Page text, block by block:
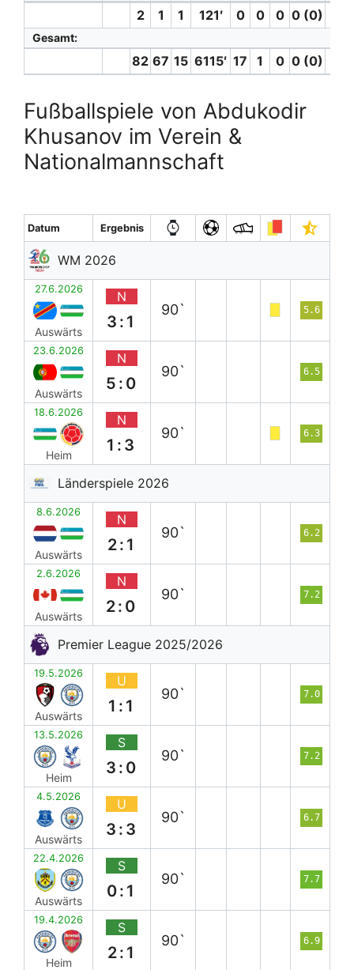
2
1 1 121′ 0 0 0 0 (0)
Gesamt:
82 67 15 6115′ 17 1 0 0 (0)
Fußballspiele von Abdukodir
Khusanov im Verein &
Nationalmannschaft
Datum Ergebnis
WM 2026
27.6.2026
Auswärts
N
3:1
90` 5.6
23.6.2026
Auswärts
N
5:0
90` 6.5
18.6.2026
Heim
N
1:3
90` 6.3
Länderspiele 2026
8.6.2026
Auswärts
N
2:1
90` 6.2
2.6.2026
Auswärts
N
2:0
90` 7.2
Premier League 2025/2026
19.5.2026
Auswärts
U
1:1
90` 7.0
13.5.2026
Heim
S
3:0
90` 7.2
4.5.2026
Auswärts
U
3:3
90` 6.7
22.4.2026
Auswärts
S
0:1
90` 7.7
19.4.2026
Heim
S
2:1
90` 6.9